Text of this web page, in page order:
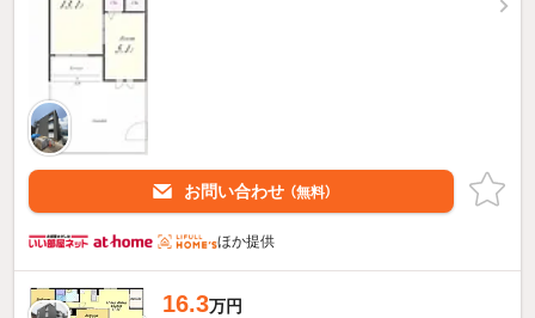
お問い合わせ （無料）
ほか提供
16.3万円